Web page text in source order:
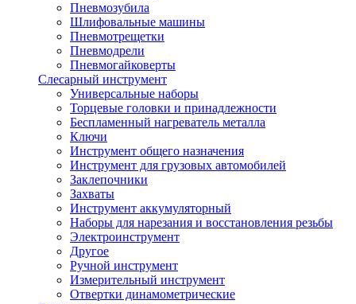
Пневмозубила
Шлифовальные машины
Пневмотрещетки
Пневмодрели
Пневмогайковерты
Слесарный инструмент
Универсальные наборы
Торцевые головки и принадлежности
Беспламенный нагреватель металла
Ключи
Инструмент общего назначения
Инструмент для грузовых автомобилей
Заклепочники
Захваты
Инструмент аккумуляторный
Наборы для нарезания и восстановления резьбы
Электроинструмент
Другое
Ручной инструмент
Измерительный инструмент
Отвертки динамометрические